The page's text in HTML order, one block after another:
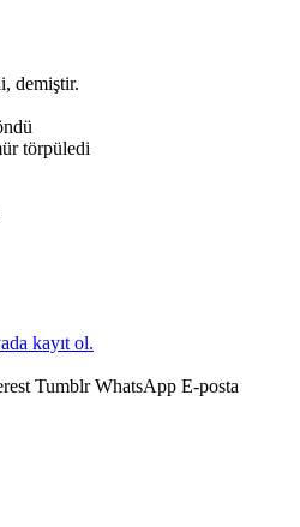
demiştir.
törpüledi
kayıt ol.
Tumblr WhatsApp E-posta